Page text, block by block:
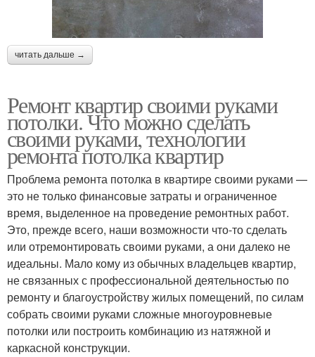
читать дальше →
Ремонт квартир своими руками
потолки. Что можно сделать
своими руками, технологии
ремонта потолка квартир
Проблема ремонта потолка в квартире своими руками —
это не только финансовые затраты и ограниченное
время, выделенное на проведение ремонтных работ.
Это, прежде всего, наши возможности что-то сделать
или отремонтировать своими руками, а они далеко не
идеальны. Мало кому из обычных владельцев квартир,
не связанных с профессиональной деятельностью по
ремонту и благоустройству жилых помещений, по силам
собрать своими руками сложные многоуровневые
потолки или построить комбинацию из натяжной и
каркасной конструкции.